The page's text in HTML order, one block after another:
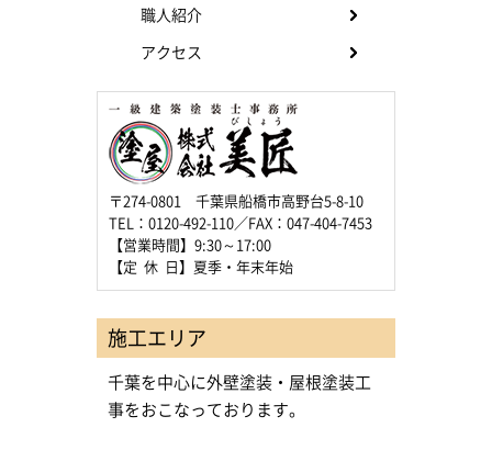
職人紹介
アクセス
〒274-0801 千葉県船橋市高野台5-8-10
TEL：0120-492-110／FAX：047-404-7453
【営業時間】9:30～17:00
【定 休 日】夏季・年末年始
施工エリア
千葉を中心に外壁塗装・屋根塗装工
事をおこなっております。